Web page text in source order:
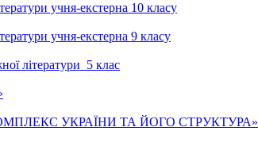
учня-екстерна 10 класу
учня-екстерна 9 класу
літератури 5 клас
УКРАЇНИ ТА ЙОГО СТРУКТУРА»